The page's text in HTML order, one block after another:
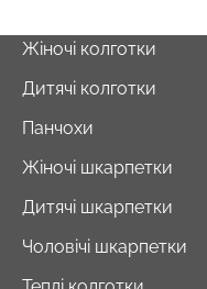
Жіночі колготки
Дитячі колготки
Панчохи
Жіночі шкарпетки
Дитячі шкарпетки
Чоловічі шкарпетки